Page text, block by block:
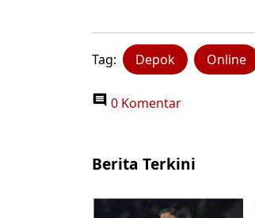
Tag: Depok Online
0 Komentar
Berita Terkini